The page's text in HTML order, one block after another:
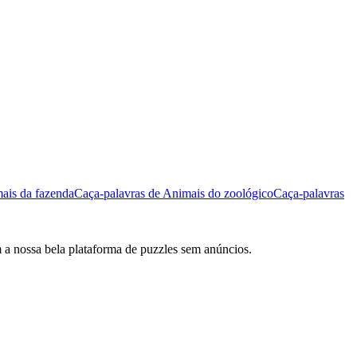
da fazendaCaça-palavras de Animais do zoológicoCaça-palavras
bela plataforma de puzzles sem anúncios.